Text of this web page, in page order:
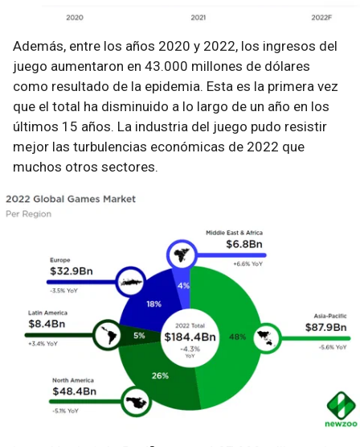
Además, entre los años 2020 y 2022, los ingresos del
juego aumentaron en 43.000 millones de dólares
como resultado de la epidemia. Esta es la primera vez
que el total ha disminuido a lo largo de un año en los
últimos 15 años. La industria del juego pudo resistir
mejor las turbulencias económicas de 2022 que
muchos otros sectores.